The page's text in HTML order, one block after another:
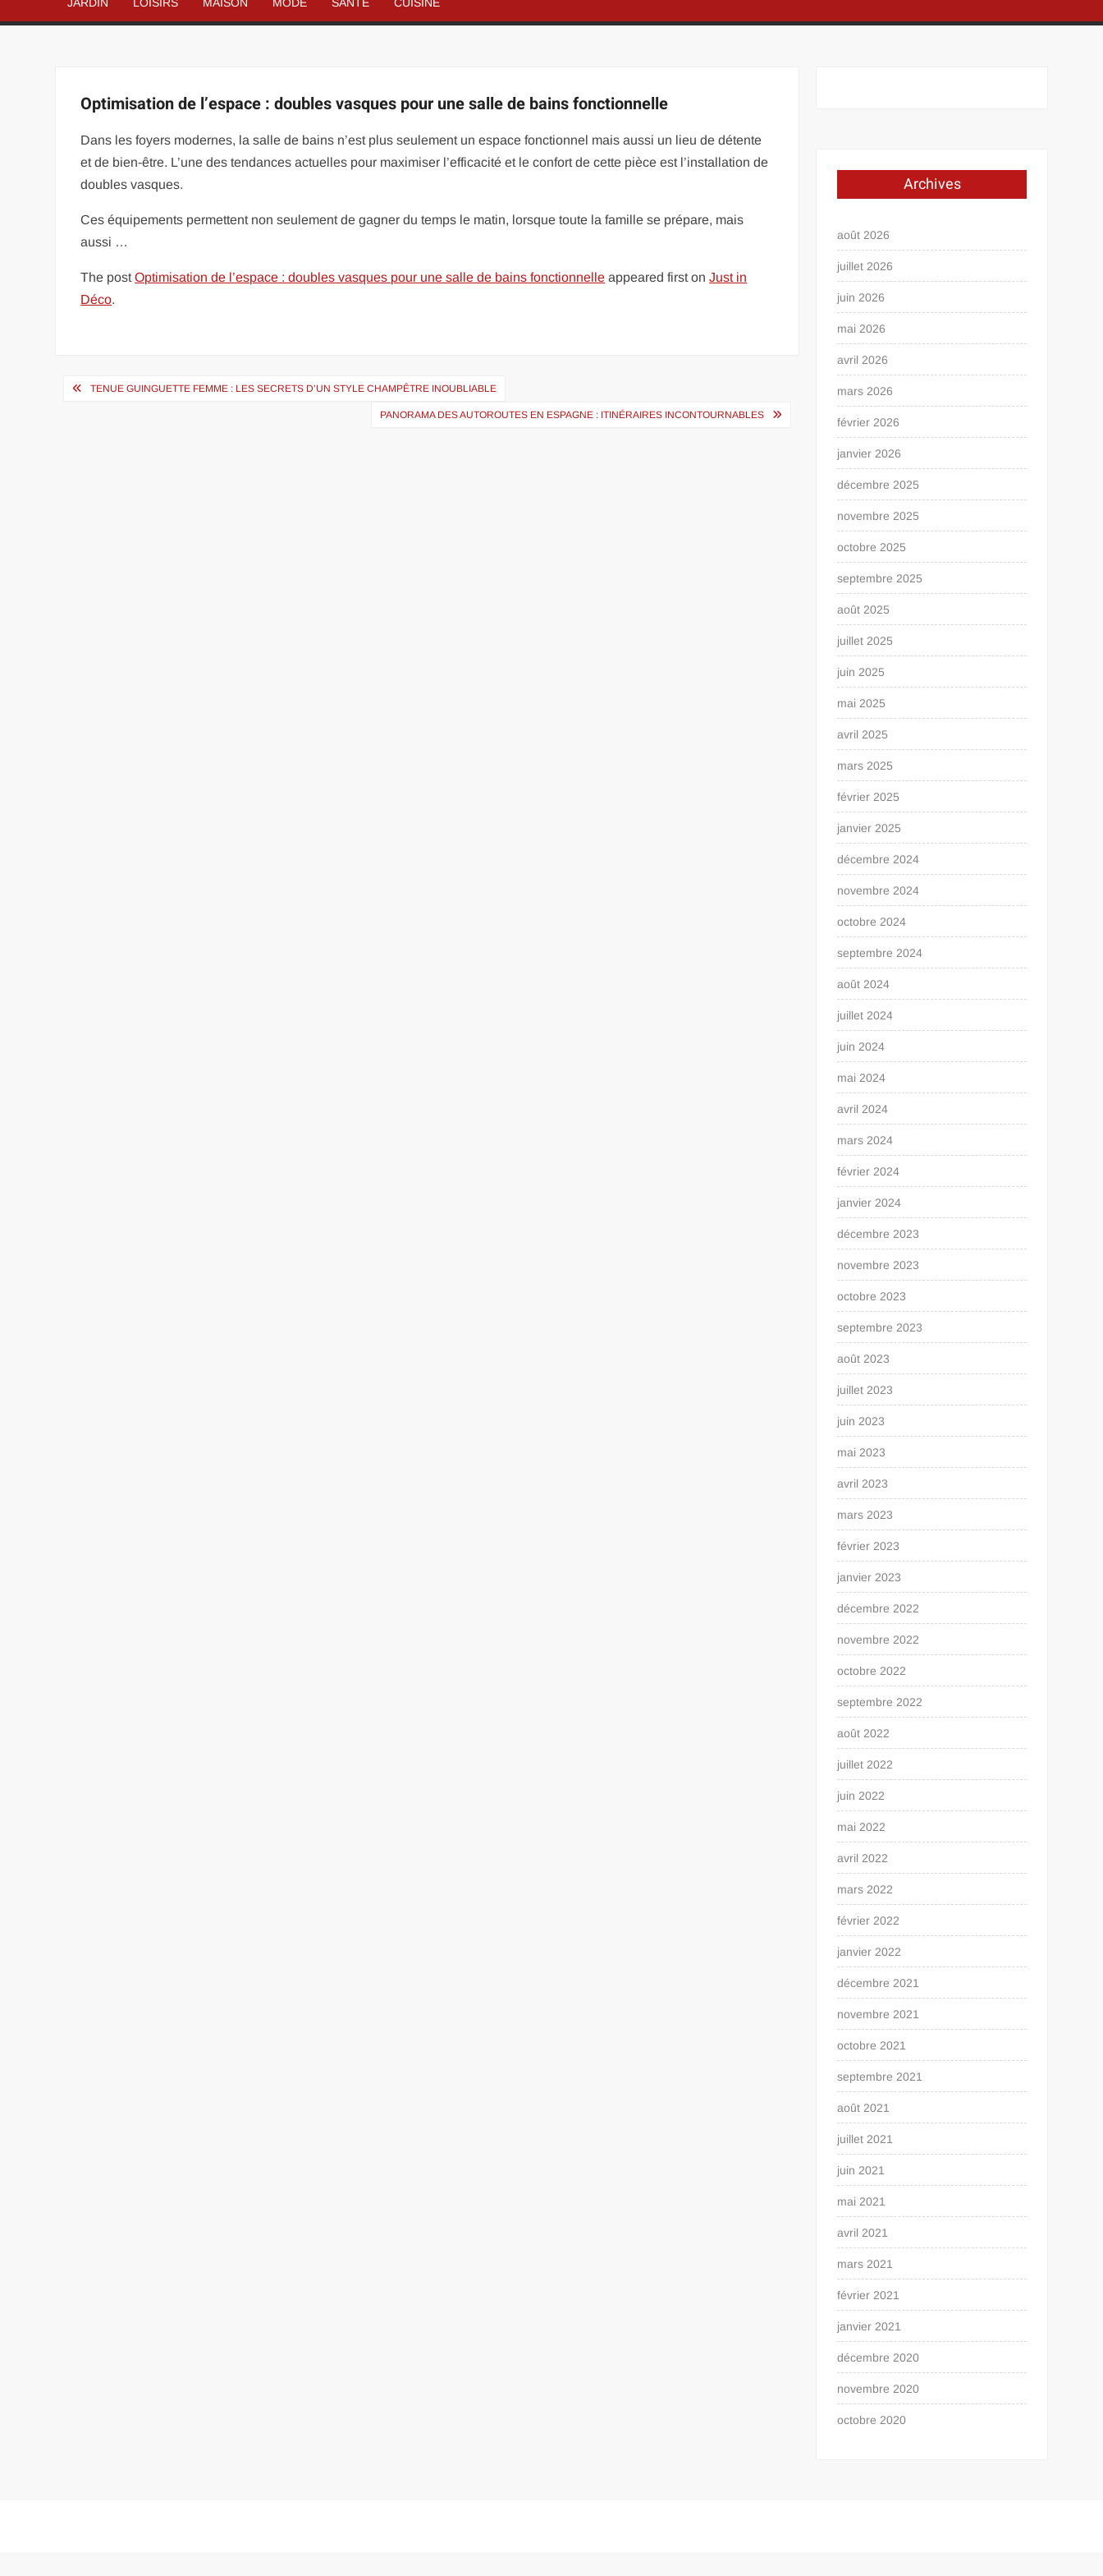
Optimisation de l’espace : doubles vasques pour une salle de bains fonctionnelle
Dans les foyers modernes, la salle de bains n’est plus seulement un espace fonctionnel mais aussi un lieu de détente
et de bien-être. L’une des tendances actuelles pour maximiser l’efficacité et le confort de cette pièce est l’installation de
doubles vasques.
Ces équipements permettent non seulement de gagner du temps le matin, lorsque toute la famille se prépare, mais
aussi …
The postOptimisation de l’espace : doubles vasques pour une salle de bains fonctionnelle appeared first onJust in
Déco.
Navigation
TENUE GUINGUETTE FEMME : LES SECRETS D’UN STYLE CHAMPÊTRE INOUBLIABLE
PANORAMA DES AUTOROUTES EN ESPAGNE : ITINÉRAIRES INCONTOURNABLES
Archives
août 2026
juillet 2026
juin 2026
mai 2026
avril 2026
mars 2026
février 2026
janvier 2026
décembre 2025
novembre 2025
octobre 2025
septembre 2025
août 2025
juillet 2025
juin 2025
mai 2025
avril 2025
mars 2025
février 2025
janvier 2025
décembre 2024
novembre 2024
octobre 2024
septembre 2024
août 2024
juillet 2024
juin 2024
mai 2024
avril 2024
mars 2024
février 2024
janvier 2024
décembre 2023
novembre 2023
octobre 2023
septembre 2023
août 2023
juillet 2023
juin 2023
mai 2023
avril 2023
mars 2023
février 2023
janvier 2023
décembre 2022
novembre 2022
octobre 2022
septembre 2022
août 2022
juillet 2022
juin 2022
mai 2022
avril 2022
mars 2022
février 2022
janvier 2022
décembre 2021
novembre 2021
octobre 2021
septembre 2021
août 2021
juillet 2021
juin 2021
mai 2021
avril 2021
mars 2021
février 2021
janvier 2021
décembre 2020
novembre 2020
octobre 2020